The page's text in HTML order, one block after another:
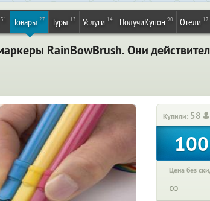
31 Товары 27 Туры 13 Услуги 14 ПолучиКупон 90 Отели 17
RainBowBrush. Они
Купили: 58
100
Цена без
∞